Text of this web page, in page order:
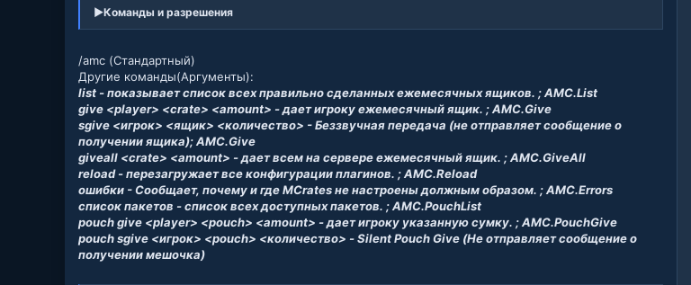
►Команды и разрешения
/amc (Стандартный)
Другие команды(Аргументы):
list - показывает список всех правильно сделанных ежемесячных ящиков. ; AMC.List
give <player> <crate> <amount> - дает игроку ежемесячный ящик. ; AMC.Give
sgive <игрок> <ящик> <количество> - Беззвучная передача (не отправляет сообщение о
получении ящика); AMC.Give
giveall <crate> <amount> - дает всем на сервере ежемесячный ящик. ; AMC.GiveAll
reload - перезагружает все конфигурации плагинов. ; AMC.Reload
ошибки - Сообщает, почему и где MCrates не настроены должным образом. ; AMC.Errors
список пакетов - список всех доступных пакетов. ; AMC.PouchList
pouch give <player> <pouch> <amount> - дает игроку указанную сумку. ; AMC.PouchGive
pouch sgive <игрок> <pouch> <количество> - Silent Pouch Give (Не отправляет сообщение о
получении мешочка)